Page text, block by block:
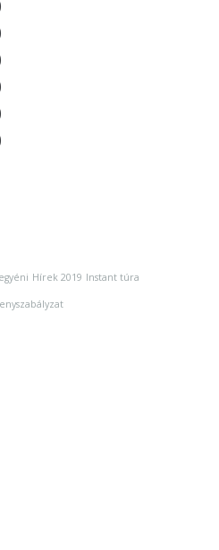
egyéni Hírek 2019 Instant túra